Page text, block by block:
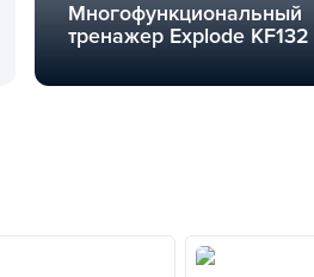
Многофункциональный
тренажер Explode KF132